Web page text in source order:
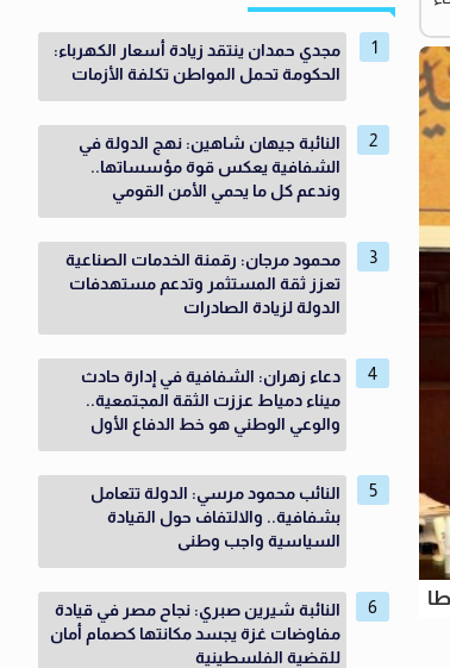
مجدي حمدان ينتقد زيادة أسعار الكهرباء:
الحكومة تحمل المواطن تكلفة الأزمات
النائبة جيهان شاهين: نهج الدولة في
الشفافية يعكس قوة مؤسساتها..
وندعم كل ما يحمي الأمن القومي
محمود مرجان: رقمنة الخدمات الصناعية
تعزز ثقة المستثمر وتدعم مستهدفات
الدولة لزيادة الصادرات
دعاء زهران: الشفافية في إدارة حادث
ميناء دمياط عززت الثقة المجتمعية..
والوعي الوطني هو خط الدفاع الأول
النائب محمود مرسي: الدولة تتعامل
بشفافية.. والالتفاف حول القيادة
السياسية واجب وطنى
النائبة شيرين صبري: نجاح مصر في قيادة
مفاوضات غزة يجسد مكانتها كصمام أمان
للقضية الفلسطينية